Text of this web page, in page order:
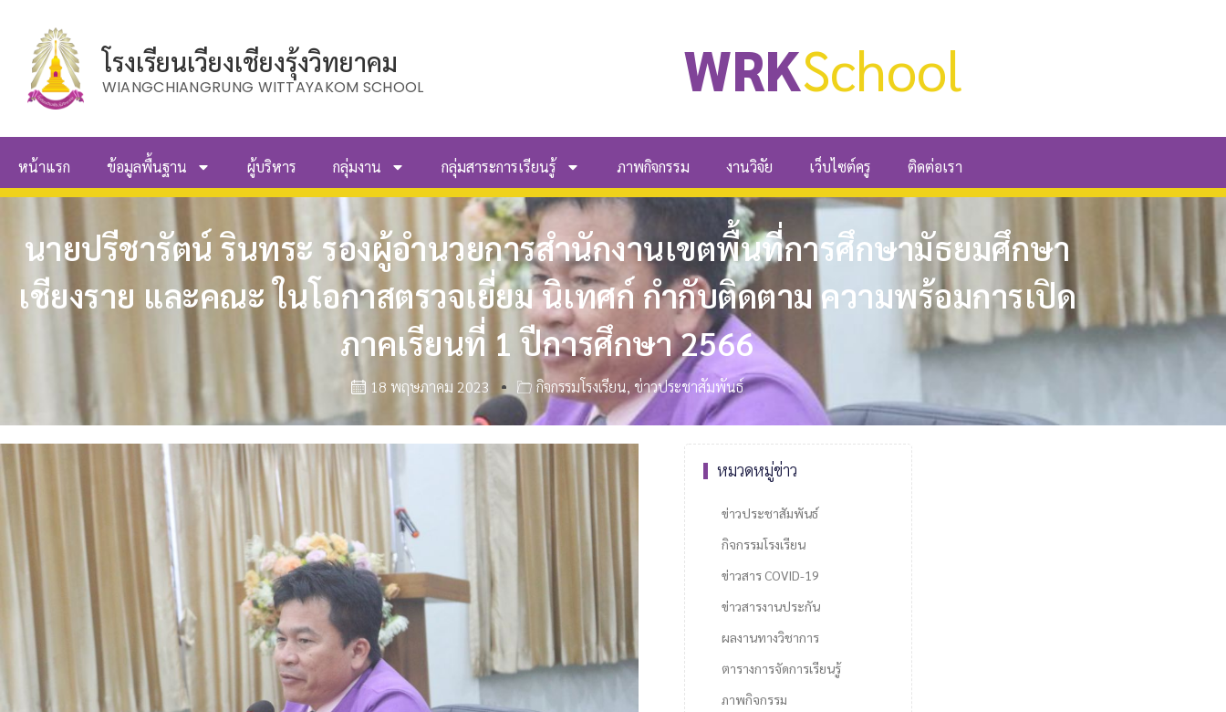
โรงเรียนเวียงเชียงรุ้งวิทยาคม
WIANGCHIANGRUNG WITTAYAKOM SCHOOL WRKSchool
หน้าแรก ข้อมูลพื้นฐาน ผู้บริหาร กลุ่มงาน กลุ่มสาระการเรียนรู้ ภาพกิจกรรม งานวิจัย เว็บไซต์ครู ติดต่อเรา
นายปรีชารัตน์ รินทระ รองผู้อำนวยการสำนักงานเขตพื้นที่การศึกษามัธยมศึกษา
เชียงราย และคณะ ในโอกาสตรวจเยี่ยม นิเทศก์ กำกับติดตาม ความพร้อมการเปิด
ภาคเรียนที่ 1 ปีการศึกษา 2566
18 พฤษภาคม 2023 กิจกรรมโรงเรียน, ข่าวประชาสัมพันธ์
หมวดหมู่ข่าว
ข่าวประชาสัมพันธ์
กิจกรรมโรงเรียน
ข่าวสาร COVID-19
ข่าวสารงานประกัน
ผลงานทางวิชาการ
ตารางการจัดการเรียนรู้
ภาพกิจกรรม